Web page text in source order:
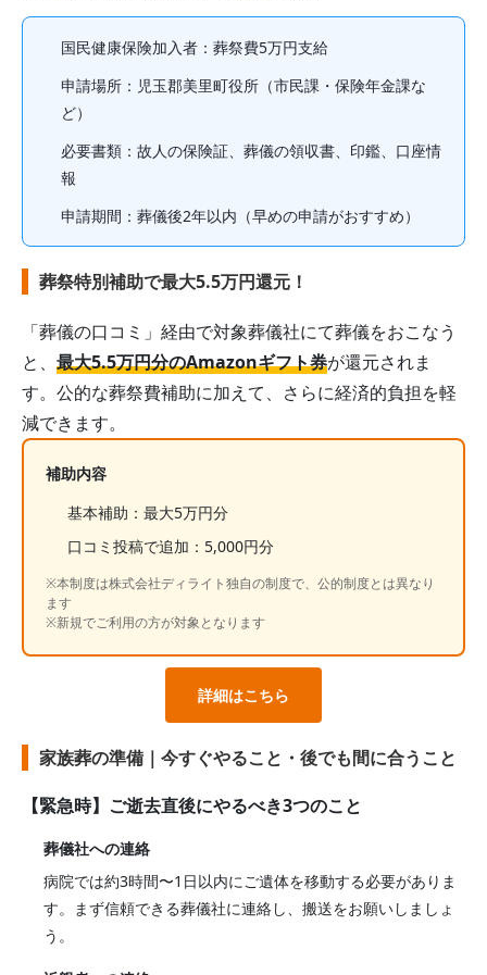
国民健康保険加入者 ：葬祭費5万円支給
申請場所： 児玉郡美里町役所（市民課・保険年金課な
ど）
必要書類：故人の保険証、葬儀の領収書、印鑑、口座情
報
申請期間： 葬儀後2年以内 （早めの申請がおすすめ）
葬祭特別補助で最大5.5万円還元！
「葬儀の口コミ」経由で対象葬儀社にて葬儀をおこなう
と、 最大5.5万円分のAmazonギフト券が還元されま
す。公的な葬祭費補助に加えて、さらに経済的負担を軽
減できます。
補助内容
基本補助：最大5万円分
口コミ投稿で追加：5,000円分
※本制度は株式会社ディライト独自の制度で、公的制度とは異なり
ます
※新規でご利用の方が対象となります
詳細はこちら
家族葬の準備｜今すぐやること・後でも間に合うこと
【緊急時】ご逝去直後にやるべき3つのこと
葬儀社への連絡
病院では約3時間〜1日以内にご遺体を移動する必要がありま
す。まず信頼できる葬儀社に連絡し、搬送をお願いしましょ
う。